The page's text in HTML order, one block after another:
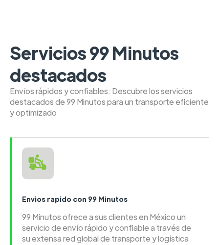
Servicios 99 Minutos
destacados
Envíos rápidos y confiables: Descubre los servicios
destacados de 99 Minutos para un transporte eficiente
y optimizado
Envios rapido con 99 Minutos
99 Minutos ofrece a sus clientes en México un
servicio de envío rápido y confiable a través de
su extensa red global de transporte y logística